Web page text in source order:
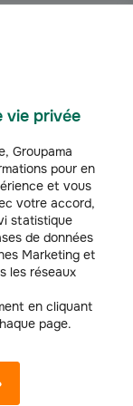
vie privée
Groupama
pour en
et vous
votre accord,
statistique
de données
Marketing et
les réseaux
en cliquant
page.
de pathologies
sans bénéficier du
de yo-yo (perte de
dès le régime
à la tentation